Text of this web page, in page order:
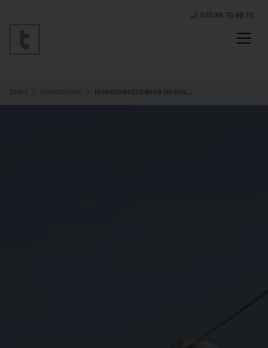
030 88 70 86 10
Start Immobilien Investmentchance im Innovationsquartier Nürnberg – Musterobjekt – Fordern Sie unsere Projektseite an